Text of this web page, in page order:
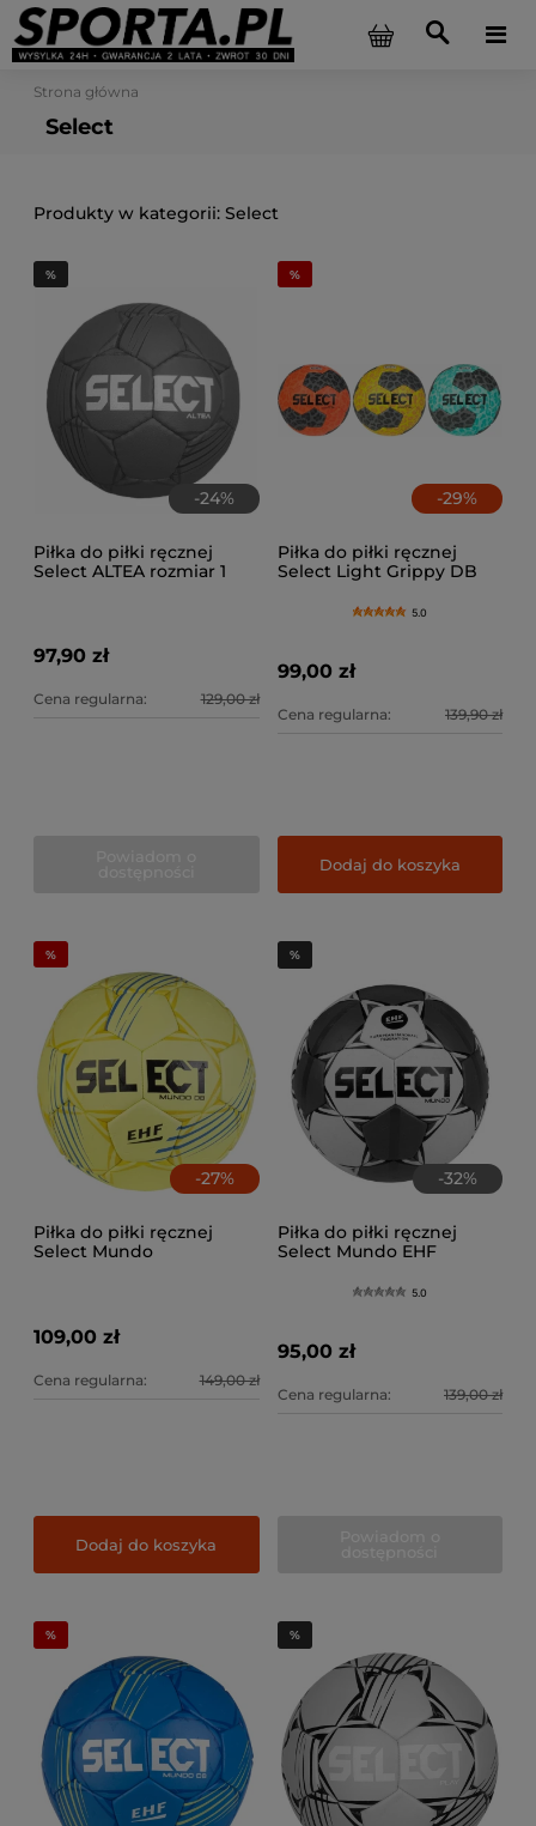
Strona główna
Select
Select
-24%
Piłka do piłki ręcznej
Select ALTEA rozmiar 1
97,90 zł
Cena regularna: 129,00 zł
-29%
Piłka do piłki ręcznej
Select Light Grippy DB
5.0
99,00 zł
Cena regularna: 139,90 zł
Dodaj do koszyka
-27%
Piłka do piłki ręcznej
Select Mundo
109,00 zł
Cena regularna: 149,00 zł
Dodaj do koszyka
-32%
Piłka do piłki ręcznej
Select Mundo EHF
5.0
95,00 zł
Cena regularna: 139,00 zł